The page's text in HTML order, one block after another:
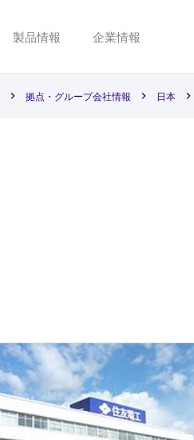
製品情報 企業情報
拠点・グループ会社情報 日本